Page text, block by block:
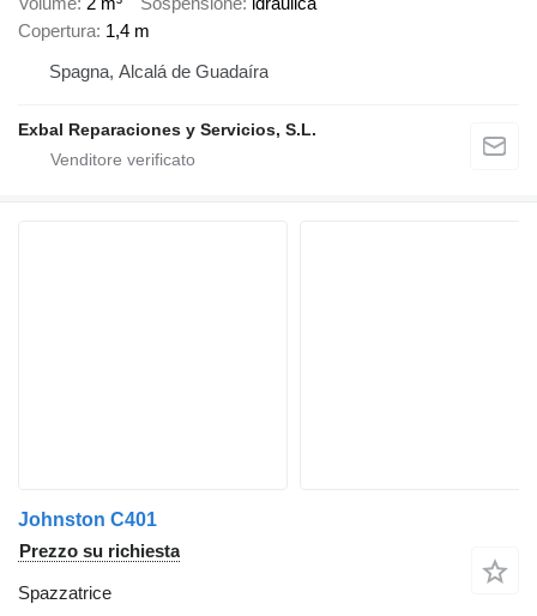
Copertura 1,4 m
Spagna, Alcalá de Guadaíra
Exbal Reparaciones y Servicios, S.L.
Johnston C401
Prezzo su richiesta
Spazzatrice